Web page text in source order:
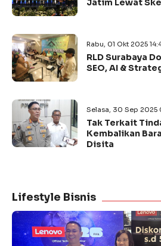
Jatim Lewat
Rabu, 01 Okt 2025
RLD Surabaya
SEO, AI &
Selasa, 30 Sep 2025
Tak Terkait
Kembalikan
Disita
Lifestyle Bisnis